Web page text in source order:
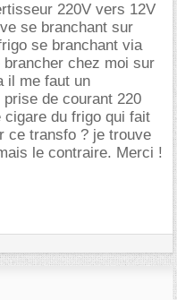
220V vers 12V
se branchant sur
se branchant via
chez moi sur
il me faut un
de courant 220
du frigo qui fait
ce transfo ? je trouve
le contraire. Merci !